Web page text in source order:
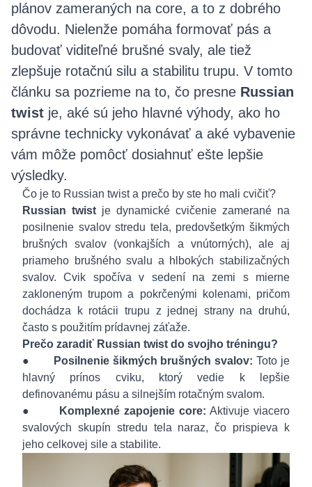
plánov zameraných na core, a to z dobrého
dôvodu. Nielenže pomáha formovať pás a
budovať viditeľné brušné svaly, ale tiež
zlepšuje rotačnú silu a stabilitu trupu. V tomto
článku sa pozrieme na to, čo presne Russian
twist je, aké sú jeho hlavné výhody, ako ho
správne technicky vykonávať a aké vybavenie
vám môže pomôcť dosiahnuť ešte lepšie
výsledky.
Čo je to Russian twist a prečo by ste ho mali cvičiť?
Russian twist je dynamické cvičenie zamerané na
posilnenie svalov stredu tela, predovšetkým šikmých
brušných svalov (vonkajších a vnútorných), ale aj
priameho brušného svalu a hlbokých stabilizačných
svalov. Cvik spočíva v sedení na zemi s mierne
zakloneným trupom a pokrčenými kolenami, pričom
dochádza k rotácii trupu z jednej strany na druhú,
často s použitím prídavnej záťaže.
Prečo zaradiť Russian twist do svojho tréningu?
●
Posilnenie šikmých brušných svalov: Toto je
hlavný prínos cviku, ktorý vedie k lepšie
definovanému pásu a silnejším rotačným svalom.
●
Komplexné zapojenie core: Aktivuje viacero
svalových skupín stredu tela naraz, čo prispieva k
jeho celkovej sile a stabilite.